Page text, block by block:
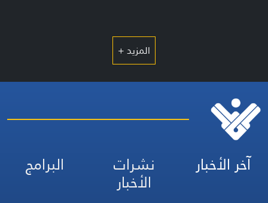
المزيد +
آخر الأخبار نشرات
الأخبار
البرامج